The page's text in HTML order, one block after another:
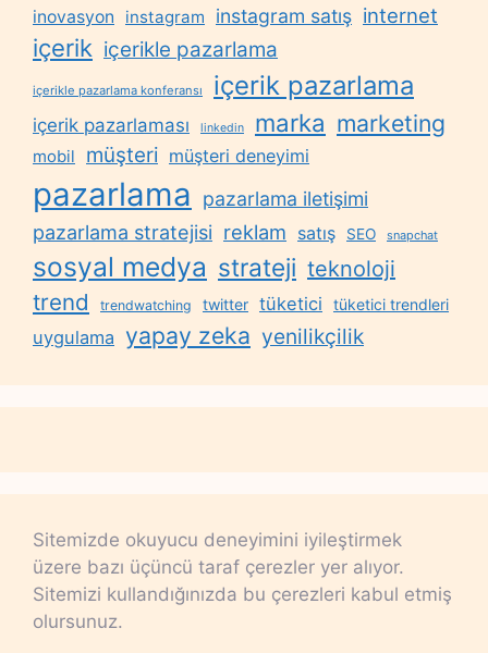
inovasyon instagram instagram satış internet
içerik içerikle pazarlama
içerikle pazarlama konferansı içerik pazarlama
içerik pazarlaması linkedin marka marketing
mobil müşteri müşteri deneyimi
pazarlama
pazarlama iletişimi
pazarlama stratejisi reklam satış SEO snapchat
sosyal medya strateji teknoloji
trend trendwatching twitter tüketici tüketici trendleri
uygulama yapay zeka yenilikçilik
Sitemizde okuyucu deneyimini iyileştirmek
üzere bazı üçüncü taraf çerezler yer alıyor.
Sitemizi kullandığınızda bu çerezleri kabul etmiş
olursunuz.